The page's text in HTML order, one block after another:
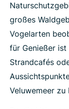
großes
Vogelarten
für Genießer
Strandcafés
Veluwemeer zu